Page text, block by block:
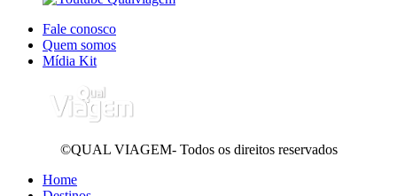
Fale conosco
Quem somos
Mídia Kit
©QUAL VIAGEM- Todos os direitos reservados
Home